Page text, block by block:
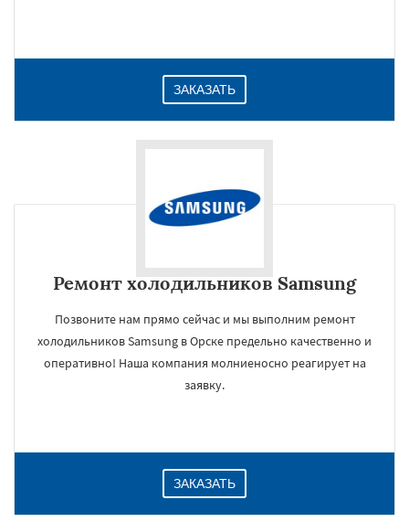
ЗАКАЗАТЬ
Ремонт холодильников Samsung
Позвоните нам прямо сейчас и мы выполним ремонт
холодильников Samsung в Орске предельно качественно и
оперативно! Наша компания молниеносно реагирует на
заявку.
ЗАКАЗАТЬ